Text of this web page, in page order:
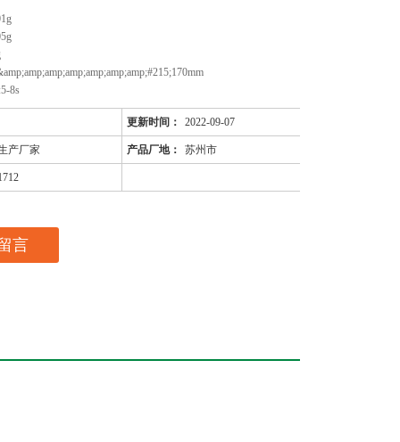
8s
更新时间： 2022-09-07
产厂家 产品厂地： 苏州市
言